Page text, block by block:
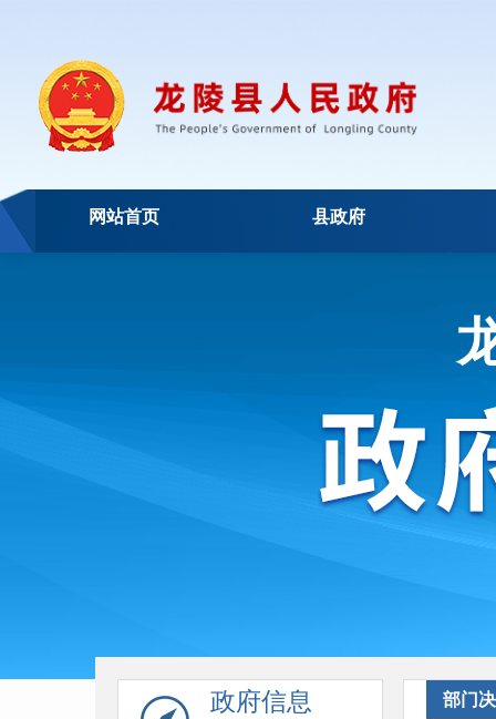
网站首页 县政府
政府信息
部门